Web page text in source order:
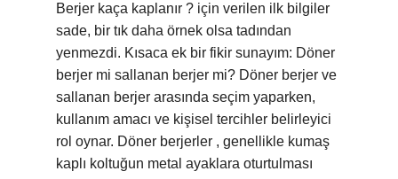
Berjer kaça kaplanır ? için verilen ilk bilgiler
sade, bir tık daha örnek olsa tadından
yenmezdi. Kısaca ek bir fikir sunayım: Döner
berjer mi sallanan berjer mi? Döner berjer ve
sallanan berjer arasında seçim yaparken,
kullanım amacı ve kişisel tercihler belirleyici
rol oynar. Döner berjerler , genellikle kumaş
kaplı koltuğun metal ayaklara oturtulması